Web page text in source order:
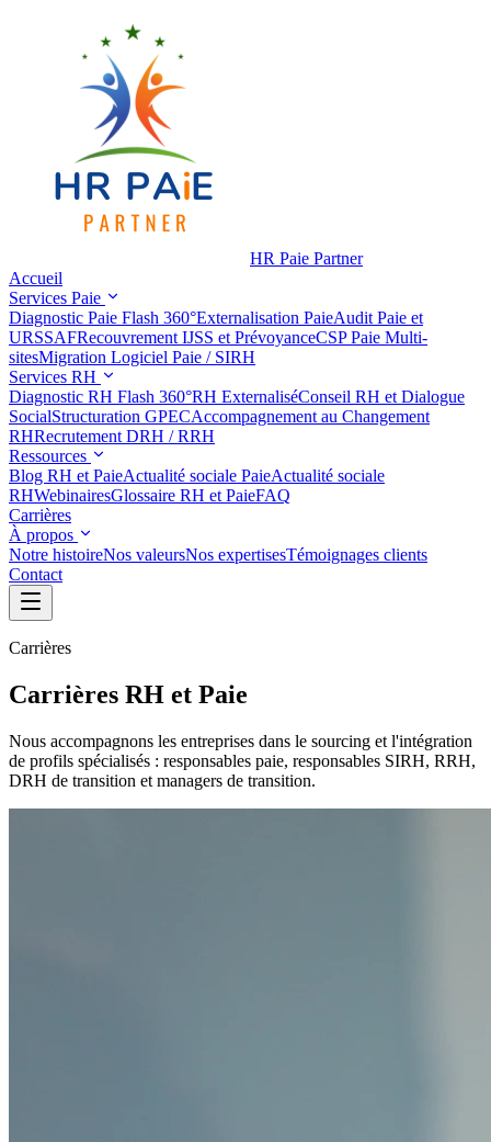
HR Paie Partner
Accueil
Services Paie
Diagnostic Paie Flash 360°Externalisation PaieAudit Paie et
URSSAFRecouvrement IJSS et PrévoyanceCSP Paie Multi-
sitesMigration Logiciel Paie / SIRH
Services RH
Diagnostic RH Flash 360°RH ExternaliséConseil RH et Dialogue
SocialStructuration GPECAccompagnement au Changement
RHRecrutement DRH / RRH
Ressources
Blog RH et PaieActualité sociale PaieActualité sociale
RHWebinairesGlossaire RH et PaieFAQ
Carrières
À propos
Notre histoireNos valeursNos expertisesTémoignages clients
Contact
Carrières
Carrières RH et Paie
Nous accompagnons les entreprises dans le sourcing et l'intégration
de profils spécialisés : responsables paie, responsables SIRH, RRH,
DRH de transition et managers de transition.